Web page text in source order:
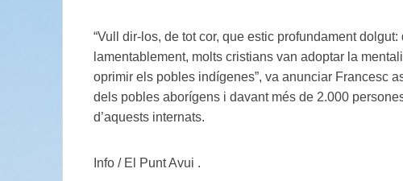
“Vull dir-los, de tot cor, que estic profundament
lamentablement, molts cristians van adoptar la
oprimir els pobles indígenes”, va anunciar Francesc
dels pobles aborígens i davant més de 2.000
d’aquests internats.
Info / El Punt Avui .